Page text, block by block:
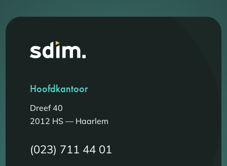
Hoofdkantoor
Dreef 40
2012 HS — Haarlem
(023) 711 44 01